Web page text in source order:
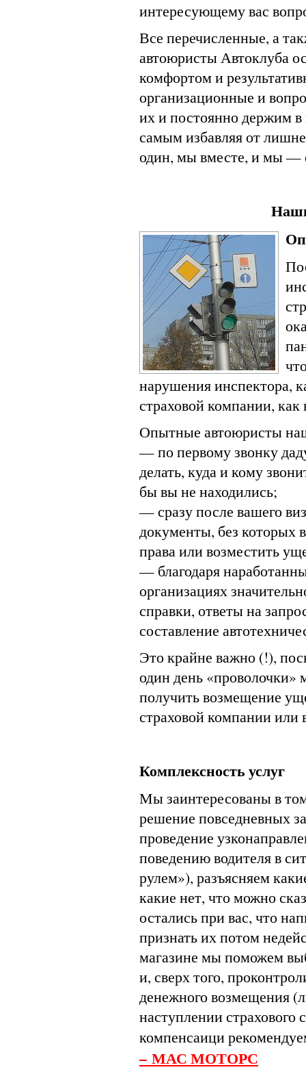
интересующему вас
Все перечисленные, а
автоюристы Автоклуба
комфортом и
организационные и
их и постоянно держим в
самым избавляя от
один, мы вместе, и мы —
нарушения инспектора,
страховой компании,
Опытные автоюристы
— по первому звонку
делать, куда и кому
бы вы не находились;
— сразу после вашего
документы, без которых
права или возместить
— благодаря
организациях
справки, ответы на
составление
Это крайне важно (!),
один день
получить возмещение
страховой компании или
Комплексность услуг
Мы заинтересованы в
решение повседневных
проведение
поведению водителя в
рулем»), разъясняем
какие нет, что можно
остались при вас, что
признать их потом
магазине мы поможем
и, сверх того,
денежного возмещения
наступлении страхового
компенсаици
– МАС МОТОРС